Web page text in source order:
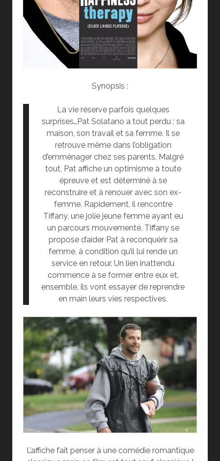
Synopsis :
La vie réserve parfois quelques
surprises…Pat Solatano a tout perdu : sa
maison, son travail et sa femme. Il se
retrouve même dans l’obligation
d’emménager chez ses parents. Malgré
tout, Pat affiche un optimisme à toute
épreuve et est déterminé à se
reconstruire et à renouer avec son ex-
femme. Rapidement, il rencontre
Tiffany, une jolie jeune femme ayant eu
un parcours mouvementé. Tiffany se
propose d’aider Pat à reconquérir sa
femme, à condition qu’il lui rende un
service en retour. Un lien inattendu
commence à se former entre eux et,
ensemble, ils vont essayer de reprendre
en main leurs vies respectives.
L’affiche fait penser à une comédie romantique